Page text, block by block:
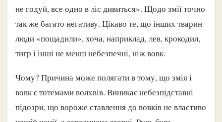
не годуй, все одно в ліс дивиться». Щодо змії точно
так же багато негативу. Цікаво те, що інших тварин
люди «пощадили», хоча, наприклад, лев, крокодил,
тигр і інші не менш небезпечні, ніж вовк.
Чому? Причина може полягати в тому, що змія і
вовк є тотемами волхвів. Виникає небезпідставні
підозри, що вороже ставлення до вовків не властиво